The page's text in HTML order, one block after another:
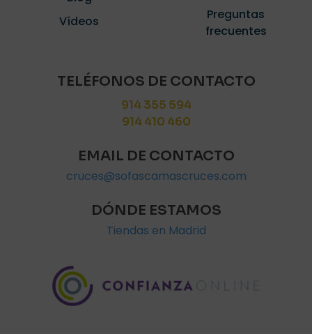
Vídeos
Preguntas
frecuentes
TELÉFONOS DE CONTACTO
914 355 594
914 410 460
EMAIL DE CONTACTO
cruces@sofascamascruces.com
DÓNDE ESTAMOS
Tiendas en Madrid